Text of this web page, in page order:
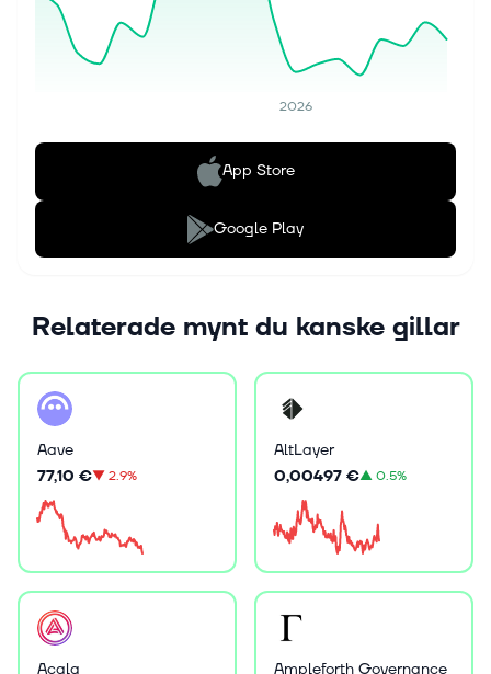
2026
App Store
Google Play
Relaterade mynt du kanske gillar
Aave
77,10 €▼2.9%
AltLayer
0,00497 €▲0.5%
Acala
Ampleforth Governance